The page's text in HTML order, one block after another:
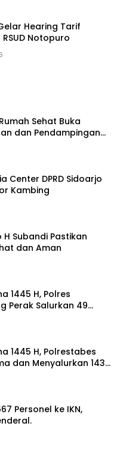
Hearing Tarif
Notopuro
Sehat Buka
dan Pendampingan
24 Jam
Center DPRD Sidoarjo
Kambing
Subandi Pastikan
dan Aman
1445 H, Polres
Perak Salurkan 49
1445 H, Polrestabes
dan Menyalurkan 143
Personel ke IKN,